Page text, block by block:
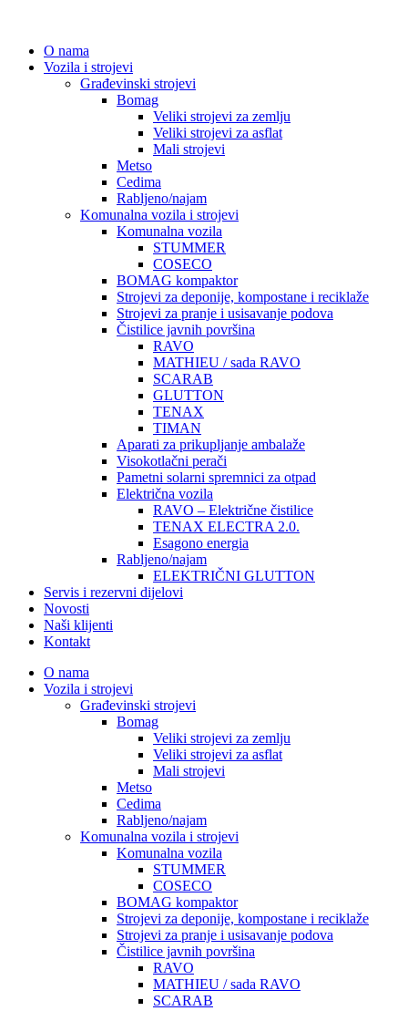
O nama
Vozila i strojevi
Građevinski strojevi
Bomag
Veliki strojevi za zemlju
Veliki strojevi za asflat
Mali strojevi
Metso
Cedima
Rabljeno/najam
Komunalna vozila i strojevi
Komunalna vozila
STUMMER
COSECO
BOMAG kompaktor
Strojevi za deponije, kompostane i reciklaže
Strojevi za pranje i usisavanje podova
Čistilice javnih površina
RAVO
MATHIEU / sada RAVO
SCARAB
GLUTTON
TENAX
TIMAN
Aparati za prikupljanje ambalaže
Visokotlačni perači
Pametni solarni spremnici za otpad
Električna vozila
RAVO – Električne čistilice
TENAX ELECTRA 2.0.
Esagono energia
Rabljeno/najam
ELEKTRIČNI GLUTTON
Servis i rezervni dijelovi
Novosti
Naši klijenti
Kontakt
O nama
Vozila i strojevi
Građevinski strojevi
Bomag
Veliki strojevi za zemlju
Veliki strojevi za asflat
Mali strojevi
Metso
Cedima
Rabljeno/najam
Komunalna vozila i strojevi
Komunalna vozila
STUMMER
COSECO
BOMAG kompaktor
Strojevi za deponije, kompostane i reciklaže
Strojevi za pranje i usisavanje podova
Čistilice javnih površina
RAVO
MATHIEU / sada RAVO
SCARAB